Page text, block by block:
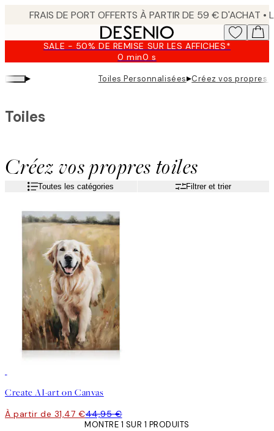
content.SALE - 50% DE REMISE SUR LES AFFICHES*
0 min0 s
Valable
jusqu'au
:
▸ Toiles Personnalisées▸Créez vos propres
Créez vos propres toiles
Toiles
Toutes les catégories Filtrer et trier
Create AI-art on Canvas
À partir de 31,47 €44,95 €
MONTRE 1 SUR 1 PRODUITS